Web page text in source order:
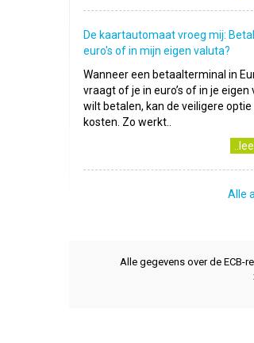
De kaartautomaat vroeg mij:
euro's of in mijn eigen valuta?
Wanneer een betaalterminal in
vraagt of je in euro’s of in je eigen
wilt betalen, kan de veiligere
kosten. Zo werkt..
Alle
Alle gegevens over de